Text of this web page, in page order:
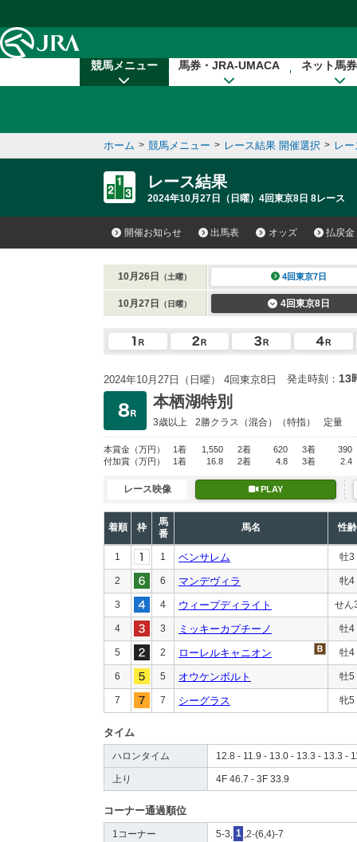
競馬メニュー 馬券・JRA-UMACA ネット馬
ホーム > 競馬メニュー > レース結果 開催選択 > レ
レース結果
2024年10月27日（日曜）4回東京8日 8レース
開催お知らせ 出馬表 オッズ 払戻金
10月26日 （土曜） 4回東京7日
10月27日 （日曜） 4回東京8日
2024年10月27日（日曜） 4回東京8日 発走時刻： 13
本栖湖特別
3歳以上 2勝クラス （混合）（特指） 定量
本賞金 （万円） 1着 1,550 2着 620 3着
390
付加賞 （万円） 1着 16.8 2着 4.8 3着 2.4
レース映像 PLAY
着順 枠
馬
番
馬名 性齢
1 1 ベンサレム 牡3
2 6 マンデヴィラ 牝4
3 4 ウィープディライト せん
4 3 ミッキーカプチーノ 牡4
5 2 ローレルキャニオン 牡4
6 5 オウケンボルト 牡5
7 7 シーグラス 牝5
タイム
ハロンタイム 12.8 - 11.9 - 13.0 - 13.3 - 13.3 -
上り 4F 46.7 - 3F 33.9
コーナー通過順位
1コーナー 5-3, 1 ,2-(6,4)-7